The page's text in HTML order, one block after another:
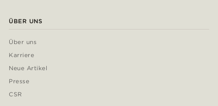
ÜBER UNS
Über uns
Karriere
Neue Artikel
Presse
CSR